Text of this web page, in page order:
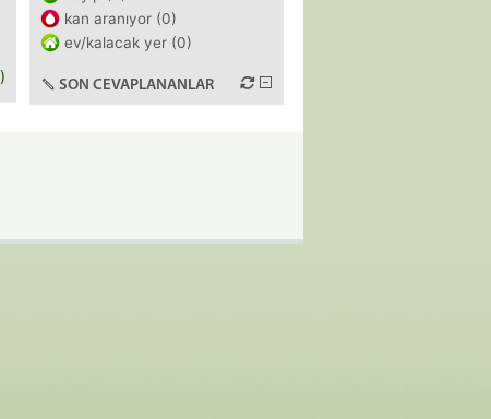
)
kan aranıyor (0)
ev/kalacak yer (0)
SON CEVAPLANANLAR